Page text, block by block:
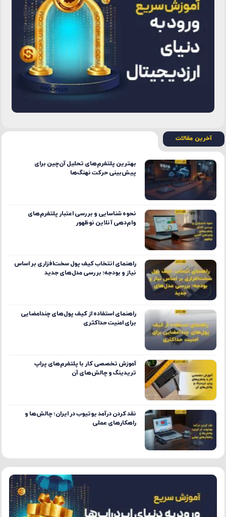
آخرین مقالات
بهترین پلتفرم‌های تحلیل آن‌چین برای
پیش‌بینی حرکت نهنگ‌ها
نحوه شناسایی و بررسی اعتبار پلتفرم‌های
وام‌دهی آنلاین نوظهور
راهنمای انتخاب کیف پول سخت‌افزاری بر اساس
نیاز و بودجه؛ بررسی مدل‌های جدید
راهنمای استفاده از کیف پول‌های چندامضایی
برای امنیت حداکثری
آموزش تخصصی کار با پلتفرم‌های پراپ
تریدینگ و چالش‌های آن
نقد کردن درآمد یوتیوب در ایران؛ چالش‌ها و
راهکارهای عملی